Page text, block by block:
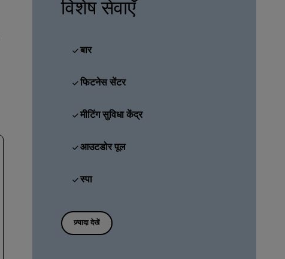
विशेष सेवाएँ
बार
फिटनेस सेंटर
मीटिंग सुविधा केंद्र
आउटडोर पूल
स्पा
ज़्यादा देखें